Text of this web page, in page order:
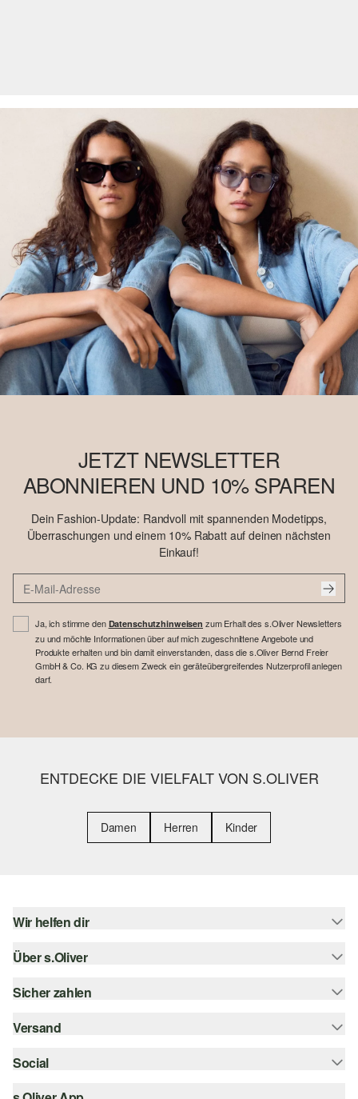
JETZT NEWSLETTER
ABONNIEREN UND 10% SPAREN
Dein Fashion-Update: Randvoll mit spannenden Modetipps,
Überraschungen und einem 10% Rabatt auf deinen nächsten
Einkauf!
Ja, ich stimme den Datenschutzhinweisen zum Erhalt des s.Oliver Newsletters
zu und möchte Informationen über auf mich zugeschnittene Angebote und
Produkte erhalten und bin damit einverstanden, dass die s.Oliver Bernd Freier
GmbH & Co. KG zu diesem Zweck ein geräteübergreifendes Nutzerprofil anlegen
darf.
ENTDECKE DIE VIELFALT VON S.OLIVER
Damen Herren Kinder
Wir helfen dir
Hilfe & FAQ
Größenberatung
Top-Kategorien
Über s.Oliver
s.Oliver Magazin
Whatsapp
Sicher zahlen
Rechnung
Kreditkarte
Versand
Sendungsverfolgung
DHL
Social